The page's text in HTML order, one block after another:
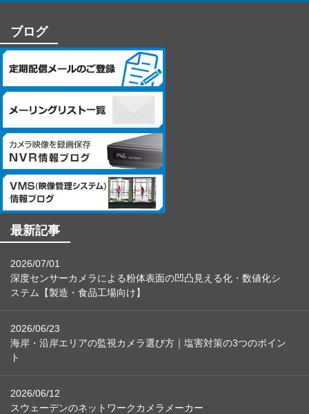
〒060-0807 北海道札幌市北区北7条西4丁目1番地2 KDX札幌ビル
7F
株式会社システム・ケイ 「個人情報窓口」
TEL：011-299-4416
個人情報保護管理者：管理本部 駒場 諭
ブログ
最新記事
2026/07/01
深度センサーカメラによる粉体表面の凹凸見える化・数値化シ
ステム【製造・食品工場向け】
2026/06/23
海岸・沿岸エリアの監視カメラ選び方｜塩害対策の3つのポイン
ト
2026/06/12
スウェーデンのネットワークカメラメーカー